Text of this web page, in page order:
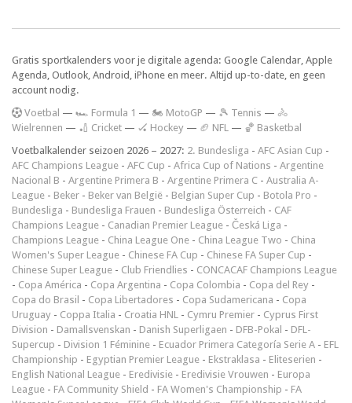
Gratis sportkalenders voor je digitale agenda: Google Calendar, Apple
Agenda, Outlook, Android, iPhone en meer. Altijd up-to-date, en geen
account nodig.
Voetbal — 🏎️ Formula 1 — 🏍 MotoGP — 🎾 Tennis — 🚴
Wielrennen — 🏏 Cricket — 🏑 Hockey — 🏈 NFL — 🏀 Basketbal
Voetbalkalender seizoen 2026 – 2027: 2. Bundesliga - AFC Asian Cup -
AFC Champions League - AFC Cup - Africa Cup of Nations - Argentine
Nacional B - Argentine Primera B - Argentine Primera C - Australia A-
League - Beker - Beker van België - Belgian Super Cup - Botola Pro -
Bundesliga - Bundesliga Frauen - Bundesliga Österreich - CAF
Champions League - Canadian Premier League - Česká Liga -
Champions League - China League One - China League Two - China
Women's Super League - Chinese FA Cup - Chinese FA Super Cup -
Chinese Super League - Club Friendlies - CONCACAF Champions League
- Copa América - Copa Argentina - Copa Colombia - Copa del Rey -
Copa do Brasil - Copa Libertadores - Copa Sudamericana - Copa
Uruguay - Coppa Italia - Croatia HNL - Cymru Premier - Cyprus First
Division - Damallsvenskan - Danish Superligaen - DFB-Pokal - DFL-
Supercup - Division 1 Féminine - Ecuador Primera Categoría Serie A - EFL
Championship - Egyptian Premier League - Ekstraklasa - Eliteserien -
English National League - Eredivisie - Eredivisie Vrouwen - Europa
League - FA Community Shield - FA Women's Championship - FA